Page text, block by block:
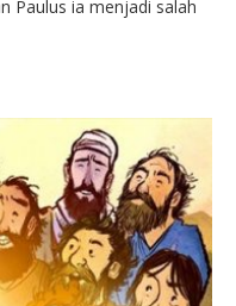
Paulus ia menjadi salah
Injil dengan caranya